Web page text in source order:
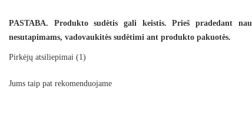
PASTABA. Produkto sudėtis gali keistis. Prieš pradedant
nesutapimams, vadovaukitės sudėtimi ant produkto pakuotės.
Pirkėjų atsiliepimai (1)
Jums taip pat rekomenduojame